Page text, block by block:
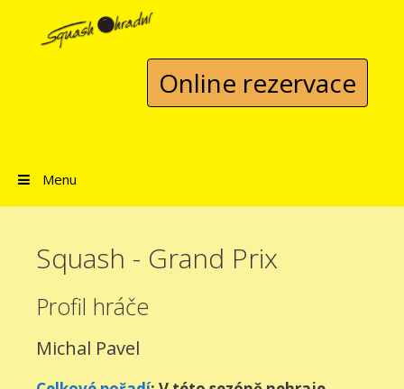
Přeskočit na obsah
Online rezervace
Menu
Squash - Grand Prix
Profil hráče
Michal Pavel